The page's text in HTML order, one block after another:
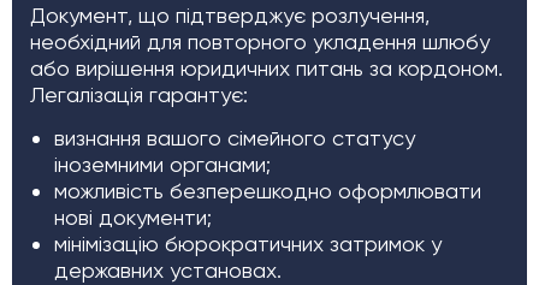
Документ, що підтверджує розлучення,
необхідний для повторного укладення шлюбу
або вирішення юридичних питань за кордоном.
Легалізація гарантує:
визнання вашого сімейного статусу
іноземними органами;
можливість безперешкодно оформлювати
нові документи;
мінімізацію бюрократичних затримок у
державних установах.